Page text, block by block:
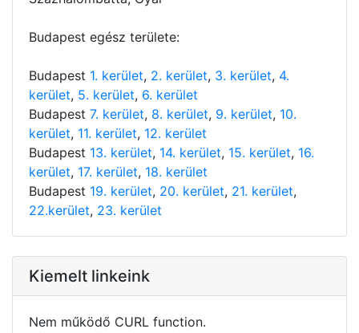
Budapest egész területe:
Budapest 1. kerület, 2. kerület, 3. kerület, 4.
kerület, 5. kerület, 6. kerület
Budapest 7. kerület, 8. kerület, 9. kerület, 10.
kerület, 11. kerület, 12. kerület
Budapest 13. kerület, 14. kerület, 15. kerület, 16.
kerület, 17. kerület, 18. kerület
Budapest 19. kerület, 20. kerület, 21. kerület,
22.kerület, 23. kerület
Kiemelt linkeink
Nem működő CURL function.